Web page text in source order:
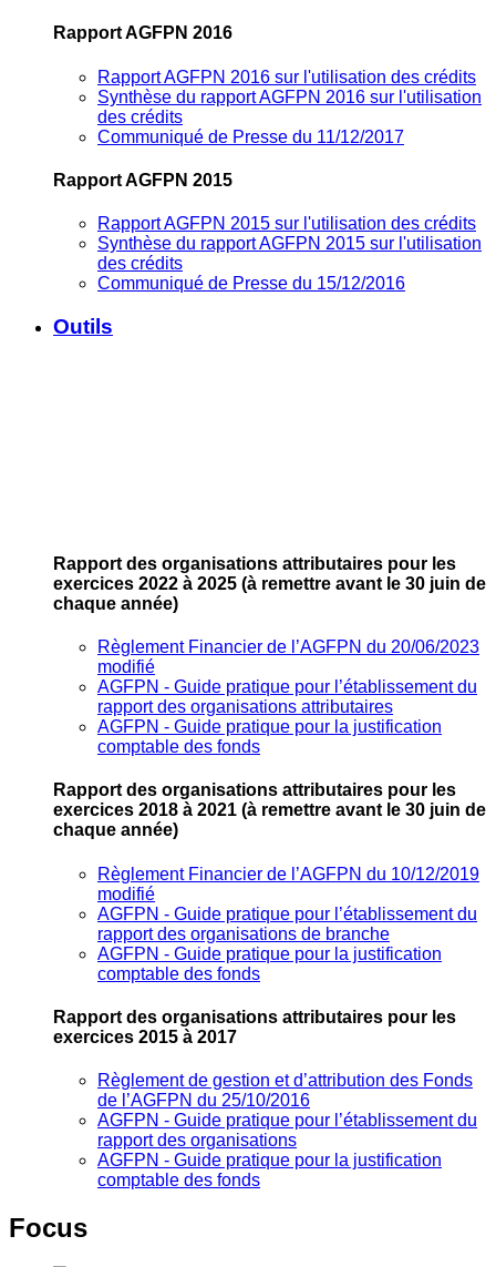
Rapport AGFPN 2016
Rapport AGFPN 2016 sur l'utilisation des crédits
Synthèse du rapport AGFPN 2016 sur l'utilisation
des crédits
Communiqué de Presse du 11/12/2017
Rapport AGFPN 2015
Rapport AGFPN 2015 sur l'utilisation des crédits
Synthèse du rapport AGFPN 2015 sur l'utilisation
des crédits
Communiqué de Presse du 15/12/2016
Outils
Rapport des organisations attributaires pour les
exercices 2022 à 2025 (à remettre avant le 30 juin de
chaque année)
Règlement Financier de l’AGFPN du 20/06/2023
modifié
AGFPN ‐ Guide pratique pour l’établissement du
rapport des organisations attributaires
AGFPN ‐ Guide pratique pour la justification
comptable des fonds
Rapport des organisations attributaires pour les
exercices 2018 à 2021 (à remettre avant le 30 juin de
chaque année)
Règlement Financier de l’AGFPN du 10/12/2019
modifié
AGFPN ‐ Guide pratique pour l’établissement du
rapport des organisations de branche
AGFPN ‐ Guide pratique pour la justification
comptable des fonds
Rapport des organisations attributaires pour les
exercices 2015 à 2017
Règlement de gestion et d’attribution des Fonds
de l’AGFPN du 25/10/2016
AGFPN ‐ Guide pratique pour l’établissement du
rapport des organisations
AGFPN ‐ Guide pratique pour la justification
comptable des fonds
Focus